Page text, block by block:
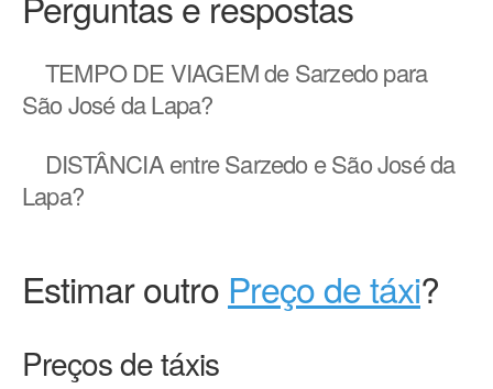
TEMPO DE VIAGEMde Sarzedo para
São José da Lapa?
DISTÂNCIAentre Sarzedo e São José da
Lapa?
Estimar outro Preço de táxi?
Preços de táxis